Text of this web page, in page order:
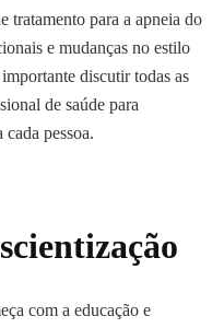
tratamento para a apneia do
e mudanças no estilo
discutir todas as
de saúde para
pessoa.
com a educação e